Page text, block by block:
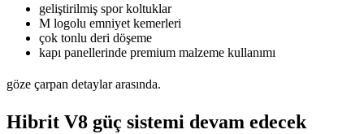
geliştirilmiş spor koltuklar
M logolu emniyet kemerleri
çok tonlu deri döşeme
kapı panellerinde premium malzeme kullanımı
göze çarpan detaylar arasında.
Hibrit V8 güç sistemi devam edecek